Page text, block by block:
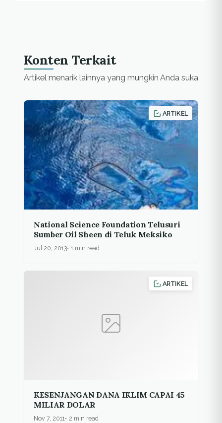
Konten Terkait
Artikel menarik lainnya yang mungkin Anda suka
ARTIKEL
National Science Foundation Telusuri
Sumber Oil Sheen di Teluk Meksiko
Jul 20, 2013 1 min read
ARTIKEL
KESENJANGAN DANA IKLIM CAPAI 45
MILIAR DOLAR
Nov 7, 2011 2 min read